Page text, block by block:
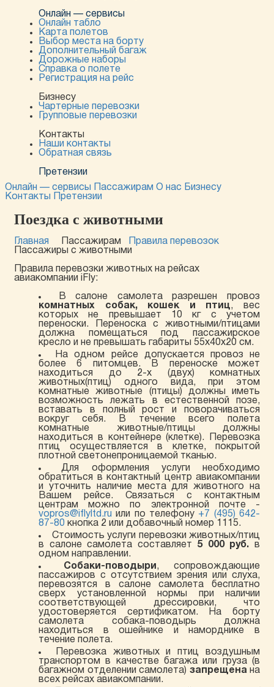
Онлайн — сервисы
Онлайн табло
Карта полетов
Выбор места на борту
Дополнительный багаж
Дорожные наборы
Справка о полете
Регистрация на рейс
Бизнесу
Чартерные перевозки
Групповые перевозки
Контакты
Наши контакты
Обратная связь
Претензии
Онлайн — сервисы
Пассажирам О нас Бизнесу
Контакты
Претензии
Поездка с животными
Главная Пассажирам
Правила перевозок
Пассажиры с животными
Правила перевозки животных на рейсах
авиакомпании iFly:
В салоне самолета разрешен провоз
комнатных собак, кошек и птиц, вес
которых не превышает 10 кг с учетом
переноски. Переноска с животными/птицами
должна помещаться под пассажирское
кресло и не превышать габариты 55х40х20 см.
На одном рейсе допускается провоз не
более 6 питомцев. В переноске может
находиться до 2-х (двух) комнатных
животных(птиц) одного вида, при этом
комнатные животные (птицы) должны иметь
возможность лежать в естественной позе,
вставать в полный рост и поворачиваться
вокруг себя. В течение всего полета
комнатные животные/птицы должны
находиться в контейнере (клетке). Перевозка
птиц осуществляется в клетке, покрытой
плотной светонепроницаемой тканью.
Для оформления услуги необходимо
обратиться в контактный центр авиакомпании
и уточнить наличие места для животного на
Вашем рейсе. Связаться с контактным
центрам можно по электронной почте -
vopros@iflyltd.ru
или по телефону +7 (495) 642-
87-80 кнопка 2 или добавочный номер 1115.
Стоимость услуги перевозки животных/птиц
в салоне самолета составляет 5 000 руб. в
одном направлении.
Собаки-поводыри , сопровождающие
пассажиров с отсутствием зрения или слуха,
перевозятся в салоне самолета бесплатно
сверх установленной нормы при наличии
соответствующей дрессировки, что
удостоверяется сертификатом. На борту
самолета собака-поводырь должна
находиться в ошейнике и наморднике в
течение полета.
Перевозка животных и птиц воздушным
транспортом в качестве багажа или груза (в
багажном отделении самолета) запрещенана
всех рейсах авиакомпании.